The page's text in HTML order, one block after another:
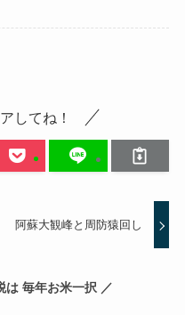
してね！
阿蘇大観峰と周防猿回し
は 毎年お米一択 ／